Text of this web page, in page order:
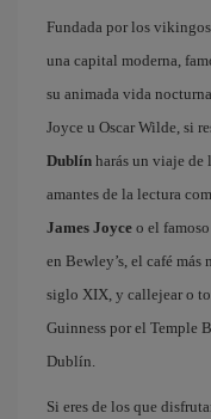
Fundada por los
una capital moderna,
su animada vida
Joyce u Oscar Wilde, si
Dublín harás un viaje de
amantes de la lectura
James Joyce o el famoso
en Bewley’s, el café
siglo XIX, y callejear o
Guinness por el Temple
Dublín.
Si eres de los que